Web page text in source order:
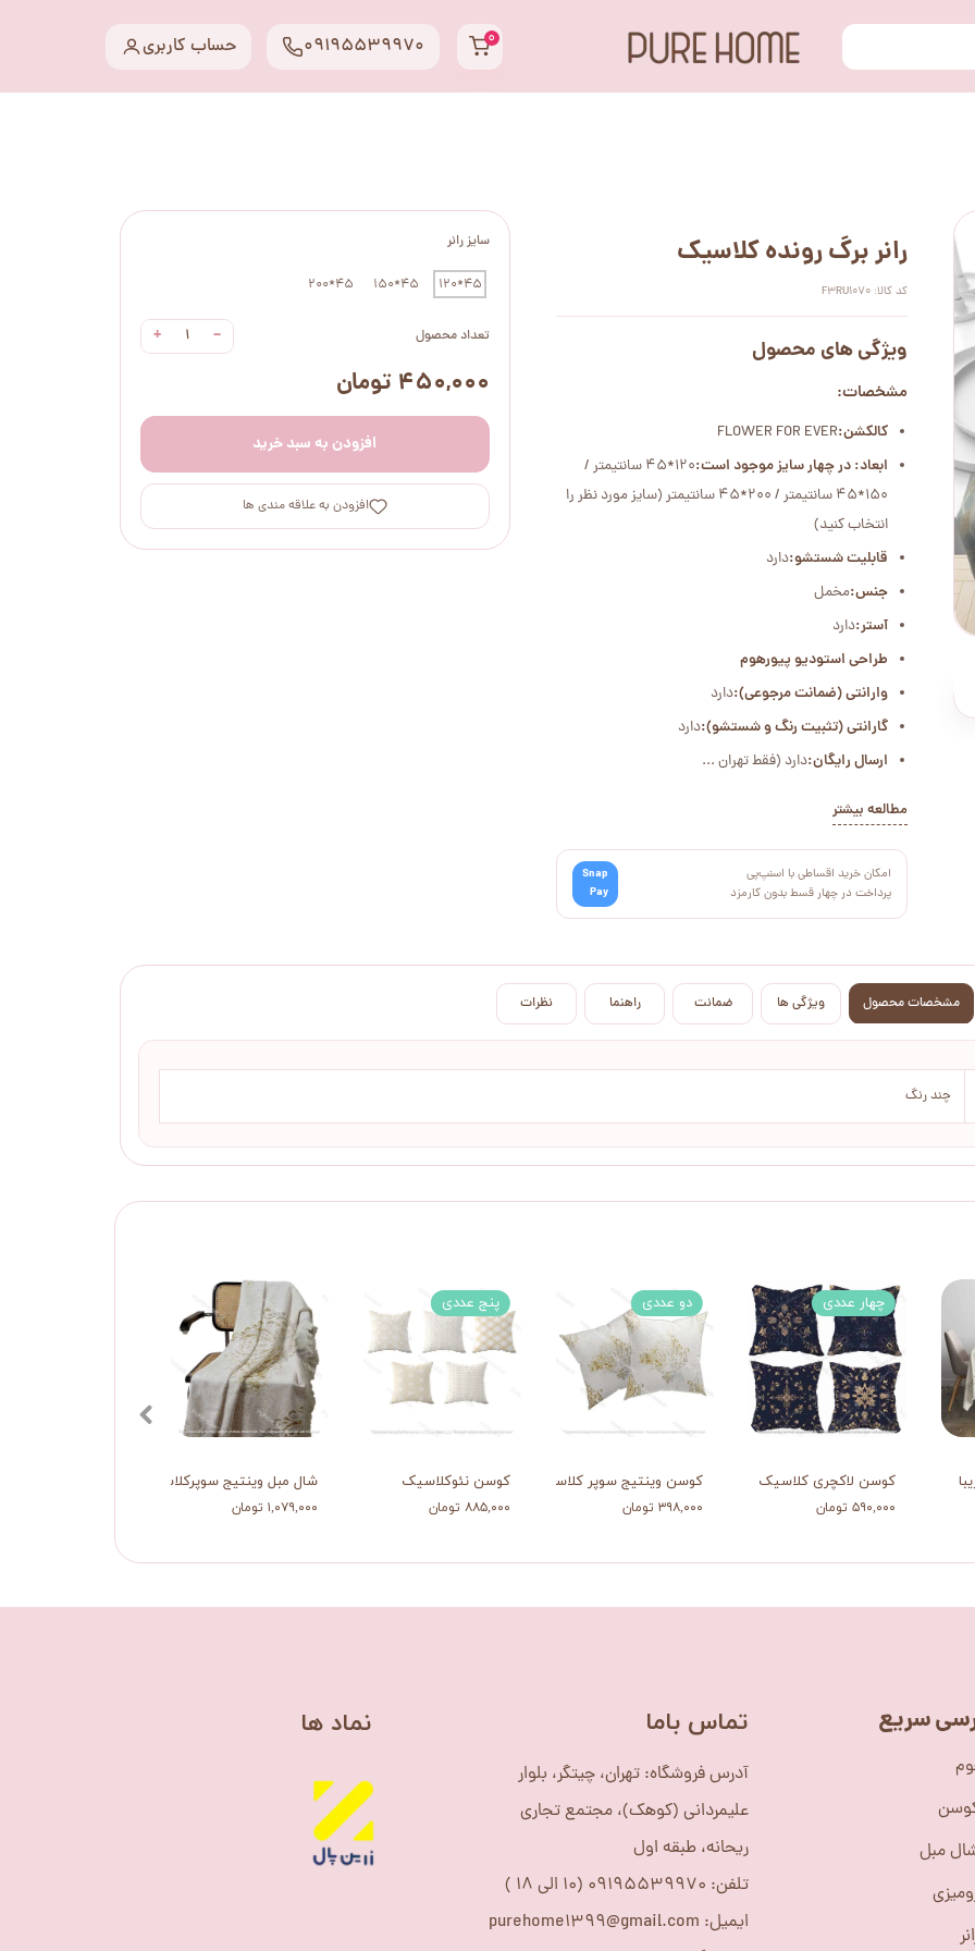
۰ حساب کاربری 09195539970
سایز رانر
45*120
45*150
45*200
تعداد محصول −
+
۴۵۰,۰۰۰ تومان
افزودن به سبد خرید
افزودن به علاقه مندی ها
رانر برگ رونده کلاسیک
کد کالا: F3RU1070
ویژگی های محصول
مشخصات:
کالکشن:FLOWER FOR EVER
ابعاد: در چهار سایز موجود است:
120*45 سانتیمتر /
150*45 سانتیمتر / 200*45 سانتیمتر (سایز مورد نظر را
انتخاب کنید)
قابلیت شستشو:دارد
جنس:مخمل
آستر:دارد
طراحی استودیو پیورهوم
وارانتی (ضمانت مرجوعی):دارد
گارانتی (تثبیت رنگ و شستشو):دارد
ارسال رایگان:دارد (فقط تهران ...
مطالعه بیشتر
امکان خرید اقساطی با اسنپ‌پی
پرداخت در چهار قسط بدون کارمزد
Snap
Pay
مشخصات محصول ویژگی ها ضمانت راهنما نظرات
چند رنگ
شال مبل وینتیج سوپرکلاسیک
۱,۰۷۹,۰۰۰ تومان
کوسن نئوکلاسیک
۸۸۵,۰۰۰ تومان
پنج عددی
کوسن وینتیج سوپر کلاسیک
۳۹۸,۰۰۰ تومان
دو عددی
کوسن لاکچری کلاسیک
۵۹۰,۰۰۰ تومان
چهار عددی
مبل
سریع ​تماس باما
آدرس فروشگاه: تهران، چیتگر، بلوار
علیمردانی (کوهک)، مجتمع تجاری
ریحانه، طبقه اول
تلفن: 09195539970 (10 الی 18 )
ایمیل: purehome1399@gmail.com
​نماد ها